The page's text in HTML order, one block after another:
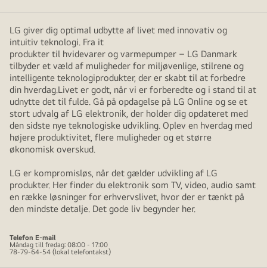
LG giver dig optimal udbytte af livet med innovativ og
intuitiv teknologi. Fra it
produkter til hvidevarer og varmepumper – LG Danmark
tilbyder et væld af muligheder for miljøvenlige, stilrene og
intelligente teknologiprodukter, der er skabt til at forbedre
din hverdag.Livet er godt, når vi er forberedte og i stand til at
udnytte det til fulde. Gå på opdagelse på LG Online og se et
stort udvalg af LG elektronik, der holder dig opdateret med
den sidste nye teknologiske udvikling. Oplev en hverdag med
højere produktivitet, flere muligheder og et større
økonomisk overskud.
LG er kompromisløs, når det gælder udvikling af LG
produkter. Her finder du elektronik som TV, video, audio samt
en række løsninger for erhvervslivet, hvor der er tænkt på
den mindste detalje. Det gode liv begynder her.
Telefon E-mail
Måndag till fredag: 08:00 - 17:00
78-79-64-54 (lokal telefontakst)